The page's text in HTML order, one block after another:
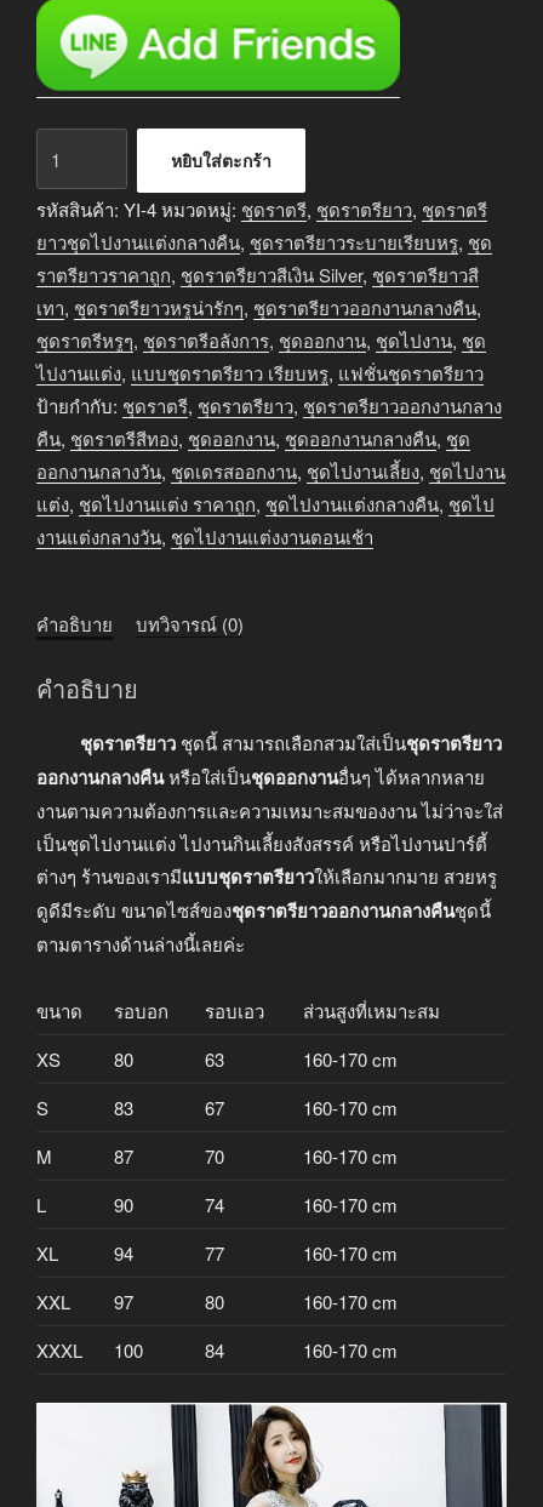
ชุด
ราตรี
ยาว
ออกงาน
กลาง
คืน
สี
เทา
เงิน
ชิ้น
หยิบใส่ตะกร้า
รหัสสินค้า: YI-4หมวดหมู่: ชุดราตรี, ชุดราตรียาว, ชุดราตรี
ยาวชุดไปงานแต่งกลางคืน, ชุดราตรียาวระบายเรียบหรู, ชุด
ราตรียาวราคาถูก, ชุดราตรียาวสีเงิน Silver, ชุดราตรียาวสี
เทา, ชุดราตรียาวหรูน่ารักๆ, ชุดราตรียาวออกงานกลางคืน,
ชุดราตรีหรูๆ, ชุดราตรีอลังการ, ชุดออกงาน, ชุดไปงาน, ชุด
ไปงานแต่ง, แบบชุดราตรียาว เรียบหรู, แฟชั่นชุดราตรียาว
ป้ายกำกับ: ชุดราตรี, ชุดราตรียาว, ชุดราตรียาวออกงานกลาง
คืน, ชุดราตรีสีทอง, ชุดออกงาน, ชุดออกงานกลางคืน, ชุด
ออกงานกลางวัน, ชุดเดรสออกงาน, ชุดไปงานเลี้ยง, ชุดไปงาน
แต่ง, ชุดไปงานแต่ง ราคาถูก, ชุดไปงานแต่งกลางคืน, ชุดไป
งานแต่งกลางวัน, ชุดไปงานแต่งงานตอนเช้า
คำอธิบาย บทวิจารณ์ (0)
คำอธิบาย
ชุดราตรียาว ชุดนี้ สามารถเลือกสวมใส่เป็นชุดราตรียาว
ออกงานกลางคืนหรือใส่เป็นชุดออกงานอื่นๆ ได้หลากหลาย
งานตามความต้องการและความเหมาะสมของงาน ไม่ว่าจะใส่
เป็นชุดไปงานแต่ง ไปงานกินเลี้ยงสังสรรค์ หรือไปงานปาร์ตี้
ต่างๆ ร้านของเรามีแบบชุดราตรียาวให้เลือกมากมาย สวยหรู
ดูดีมีระดับ ขนาดไซส์ของชุดราตรียาวออกงานกลางคืนชุดนี้
ตามตารางด้านล่างนี้เลยค่ะ
ขนาด รอบอก รอบเอว
ส่วนสูงที่เหมาะสม
XS
80 63
160-170 cm
S
83 67
160-170 cm
M
87 70
160-170 cm
L
90 74
160-170 cm
XL
94 77
160-170 cm
XXL
97 80
160-170 cm
XXXL
100 84 160-170 cm